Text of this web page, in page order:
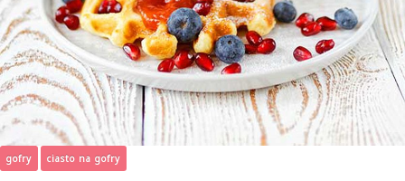
gofry ciasto na gofry